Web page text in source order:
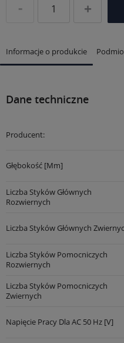
Informacje o produkcie
Dane techniczne
Producent:
Głębokość [mm]
Liczba Styków Głównych
Rozwiernych
Liczba Styków Głównych
Liczba Styków Pomocniczych
Rozwiernych
Liczba Styków Pomocniczych
Zwiernych
Napięcie Pracy Dla AC 50 Hz [V]